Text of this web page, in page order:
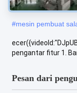
#mesin pembuat
pengantar fitur 1.
Pesan dari